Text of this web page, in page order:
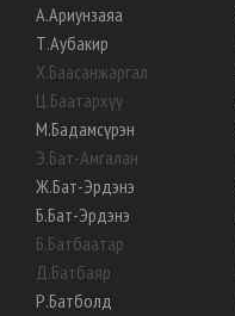
А.Ариунзаяа
Т.Аубакир
Х.Баасанжаргал
Ц.Баатархүү
М.Бадамсүрэн
Э.Бат-Амгалан
Ж.Бат-Эрдэнэ
Б.Бат-Эрдэнэ
Б.Батбаатар
Д.Батбаяр
Р.Батболд